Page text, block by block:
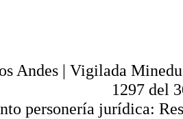
Andes | Vigilada
1297 del
personería jurídica: